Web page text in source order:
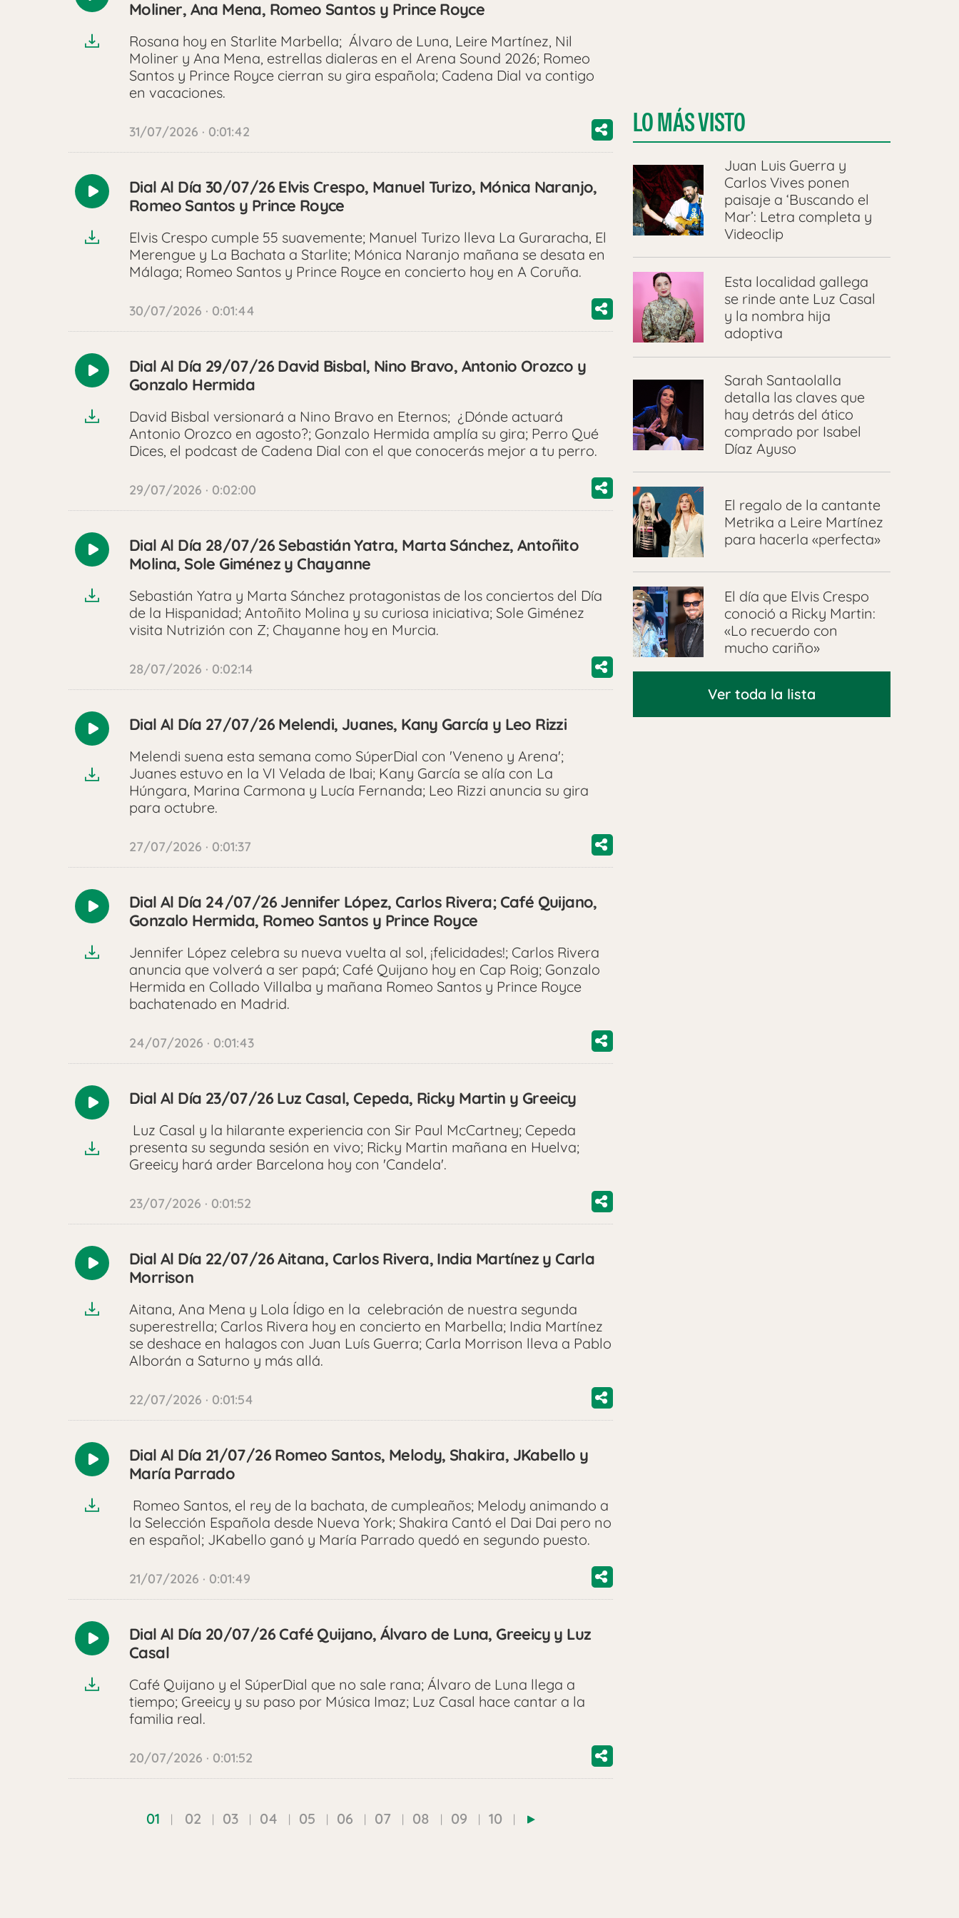
Moliner, Ana Mena, Romeo Santos y Prince Royce
Rosana hoy en Starlite Marbella; Álvaro de Luna, Leire Martínez, Nil
Moliner y Ana Mena, estrellas dialeras en el Arena Sound 2026; Romeo
Santos y Prince Royce cierran su gira española; Cadena Dial va contigo
en vacaciones.
31/07/2026 · 0:01:42
Reproducir
Dial Al Día 30/07/26 Elvis Crespo, Manuel Turizo, Mónica Naranjo,
Romeo Santos y Prince Royce
Elvis Crespo cumple 55 suavemente; Manuel Turizo lleva La Guraracha, El
Merengue y La Bachata a Starlite; Mónica Naranjo mañana se desata en
Málaga; Romeo Santos y Prince Royce en concierto hoy en A Coruña.
30/07/2026 · 0:01:44
Reproducir
Dial Al Día 29/07/26 David Bisbal, Nino Bravo, Antonio Orozco y
Gonzalo Hermida
David Bisbal versionará a Nino Bravo en Eternos; ¿Dónde actuará
Antonio Orozco en agosto?; Gonzalo Hermida amplía su gira; Perro Qué
Dices, el podcast de Cadena Dial con el que conocerás mejor a tu perro.
29/07/2026 · 0:02:00
Reproducir
Dial Al Día 28/07/26 Sebastián Yatra, Marta Sánchez, Antoñito
Molina, Sole Giménez y Chayanne
Sebastián Yatra y Marta Sánchez protagonistas de los conciertos del Día
de la Hispanidad; Antoñito Molina y su curiosa iniciativa; Sole Giménez
visita Nutrizión con Z; Chayanne hoy en Murcia.
28/07/2026 · 0:02:14
Reproducir
Dial Al Día 27/07/26 Melendi, Juanes, Kany García y Leo Rizzi
Melendi suena esta semana como SúperDial con 'Veneno y Arena';
Juanes estuvo en la VI Velada de Ibai; Kany García se alía con La
Húngara, Marina Carmona y Lucía Fernanda; Leo Rizzi anuncia su gira
para octubre.
27/07/2026 · 0:01:37
Reproducir
Dial Al Día 24/07/26 Jennifer López, Carlos Rivera; Café Quijano,
Gonzalo Hermida, Romeo Santos y Prince Royce
Jennifer López celebra su nueva vuelta al sol, ¡felicidades!; Carlos Rivera
anuncia que volverá a ser papá; Café Quijano hoy en Cap Roig; Gonzalo
Hermida en Collado Villalba y mañana Romeo Santos y Prince Royce
bachatenado en Madrid.
24/07/2026 · 0:01:43
Reproducir
Dial Al Día 23/07/26 Luz Casal, Cepeda, Ricky Martin y Greeicy
Luz Casal y la hilarante experiencia con Sir Paul McCartney; Cepeda
presenta su segunda sesión en vivo; Ricky Martin mañana en Huelva;
Greeicy hará arder Barcelona hoy con 'Candela'.
23/07/2026 · 0:01:52
Reproducir
Dial Al Día 22/07/26 Aitana, Carlos Rivera, India Martínez y Carla
Morrison
Aitana, Ana Mena y Lola Ídigo en la celebración de nuestra segunda
superestrella; Carlos Rivera hoy en concierto en Marbella; India Martínez
se deshace en halagos con Juan Luís Guerra; Carla Morrison lleva a Pablo
Alborán a Saturno y más allá.
22/07/2026 · 0:01:54
Reproducir
Dial Al Día 21/07/26 Romeo Santos, Melody, Shakira, JKabello y
María Parrado
Romeo Santos, el rey de la bachata, de cumpleaños; Melody animando a
la Selección Española desde Nueva York; Shakira Cantó el Dai Dai pero no
en español; JKabello ganó y María Parrado quedó en segundo puesto.
21/07/2026 · 0:01:49
Reproducir
Dial Al Día 20/07/26 Café Quijano, Álvaro de Luna, Greeicy y Luz
Casal
Café Quijano y el SúperDial que no sale rana; Álvaro de Luna llega a
tiempo; Greeicy y su paso por Música Imaz; Luz Casal hace cantar a la
familia real.
20/07/2026 · 0:01:52
01 02 03 04 05 06 07 08 09 10
LO MÁS VISTO
Juan Luis Guerra y
Carlos Vives ponen
paisaje a ‘Buscando el
Mar’: Letra completa y
Videoclip
Esta localidad gallega
se rinde ante Luz Casal
y la nombra hija
adoptiva
Sarah Santaolalla
detalla las claves que
hay detrás del ático
comprado por Isabel
Díaz Ayuso
El regalo de la cantante
Metrika a Leire Martínez
para hacerla «perfecta»
El día que Elvis Crespo
conoció a Ricky Martin:
«Lo recuerdo con
mucho cariño»
Ver toda la lista